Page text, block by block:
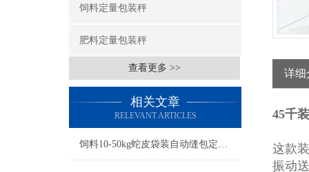
饲料定量包装秤
肥料定量包装秤
查看更多 >>
相关文章
RELEVANT ARTICLES
饲料10-50kg蛇皮袋装自动缝包定量包装秤参数
详细
45千
这款
振动